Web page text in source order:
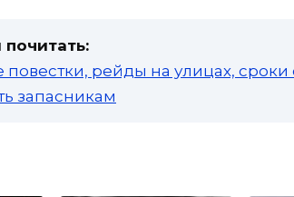
повестки, рейды на улицах,
запасникам